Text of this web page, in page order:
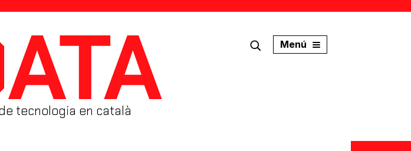
tecnologia en català
Menú